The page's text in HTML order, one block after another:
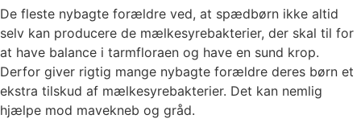
De fleste nybagte forældre ved, at spædbørn ikke altid
selv kan producere de mælkesyrebakterier, der skal til for
at have balance i tarmfloraen og have en sund krop.
Derfor giver rigtig mange nybagte forældre deres børn et
ekstra tilskud af mælkesyrebakterier. Det kan nemlig
hjælpe mod mavekneb og gråd.